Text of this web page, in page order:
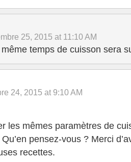
25, 2015 at 11:10 AM
temps de cuisson sera
24, 2015 at 9:10 AM
les mêmes paramètres de
pensez-vous ? Merci
recettes.